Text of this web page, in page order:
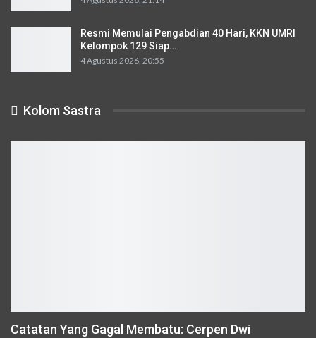
Resmi Memulai Pengabdian 40 Hari, KKN UMRI
Kelompok 129 Siap…
4 Agustus 2026, 20:55
Kolom Sastra
Catatan Yang Gagal Membatu: Cerpen Dwi